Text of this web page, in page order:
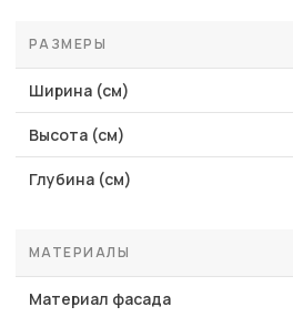
РАЗМЕРЫ
Ширина (см)
Высота (см)
Глубина (см)
МАТЕРИАЛЫ
Материал фасада